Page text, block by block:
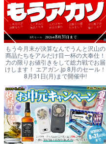
もう今月末が決算なんでうんと沢山の
商品たちをアルだけ目一杯の大奉仕！
力の限りお値引きをして総力戦でお届
けします！ エアガン.jp 8月のセール！
8月31日(月)まで開催中!